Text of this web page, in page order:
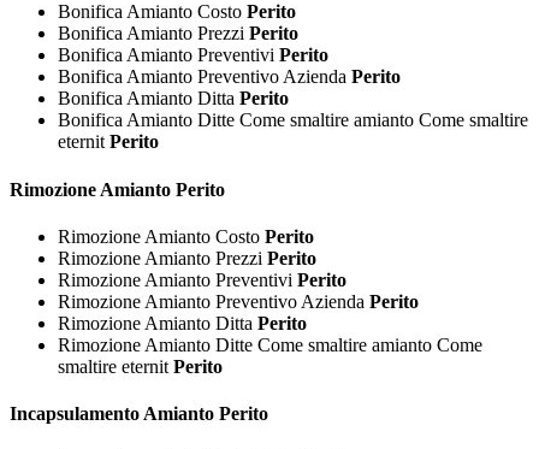
Bonifica Amianto Costo Perito
Bonifica Amianto Prezzi Perito
Bonifica Amianto Preventivi Perito
Bonifica Amianto Preventivo Azienda Perito
Bonifica Amianto Ditta Perito
Bonifica Amianto Ditte Come smaltire amianto Come smaltire
eternit Perito
Rimozione Amianto Perito
Rimozione Amianto Costo Perito
Rimozione Amianto Prezzi Perito
Rimozione Amianto Preventivi Perito
Rimozione Amianto Preventivo Azienda Perito
Rimozione Amianto Ditta Perito
Rimozione Amianto Ditte Come smaltire amianto Come
smaltire eternit Perito
Incapsulamento Amianto Perito